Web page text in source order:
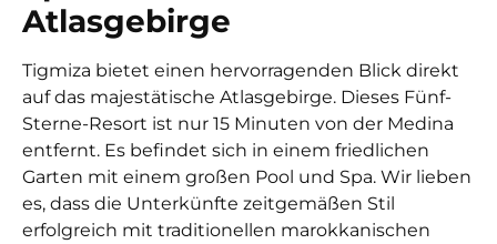
Atlasgebirge
Tigmiza bietet einen hervorragenden Blick direkt
auf das majestätische Atlasgebirge. Dieses Fünf-
Sterne-Resort ist nur 15 Minuten von der Medina
entfernt. Es befindet sich in einem friedlichen
Garten mit einem großen Pool und Spa. Wir lieben
es, dass die Unterkünfte zeitgemäßen Stil
erfolgreich mit traditionellen marokkanischen